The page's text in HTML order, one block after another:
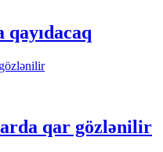
qar gözlənilir